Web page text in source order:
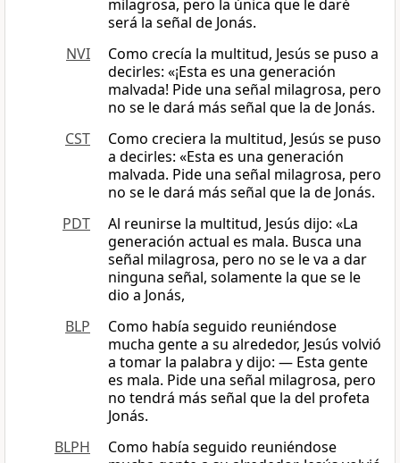
milagrosa, pero la única que le daré
será la señal de Jonás.
NVI
Como crecía la multitud, Jesús se puso a
decirles: «¡Esta es una generación
malvada! Pide una señal milagrosa, pero
no se le dará más señal que la de Jonás.
CST
Como creciera la multitud, Jesús se puso
a decirles: «Esta es una generación
malvada. Pide una señal milagrosa, pero
no se le dará más señal que la de Jonás.
PDT
Al reunirse la multitud, Jesús dijo: «La
generación actual es mala. Busca una
señal milagrosa, pero no se le va a dar
ninguna señal, solamente la que se le
dio a Jonás,
BLP
Como había seguido reuniéndose
mucha gente a su alrededor, Jesús volvió
a tomar la palabra y dijo: — Esta gente
es mala. Pide una señal milagrosa, pero
no tendrá más señal que la del profeta
Jonás.
BLPH
Como había seguido reuniéndose